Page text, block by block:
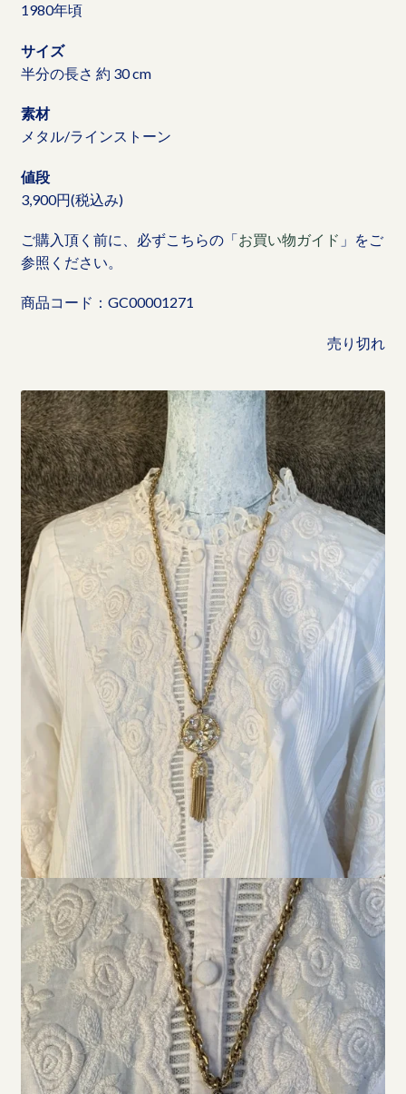
1980年頃
サイズ
半分の長さ 約 30 cm
素材
メタル/ラインストーン
値段
3,900円(税込み)
ご購入頂く前に、必ずこちらの「お買い物ガイド 」をご
参照ください。
商品コード：GC00001271
売り切れ